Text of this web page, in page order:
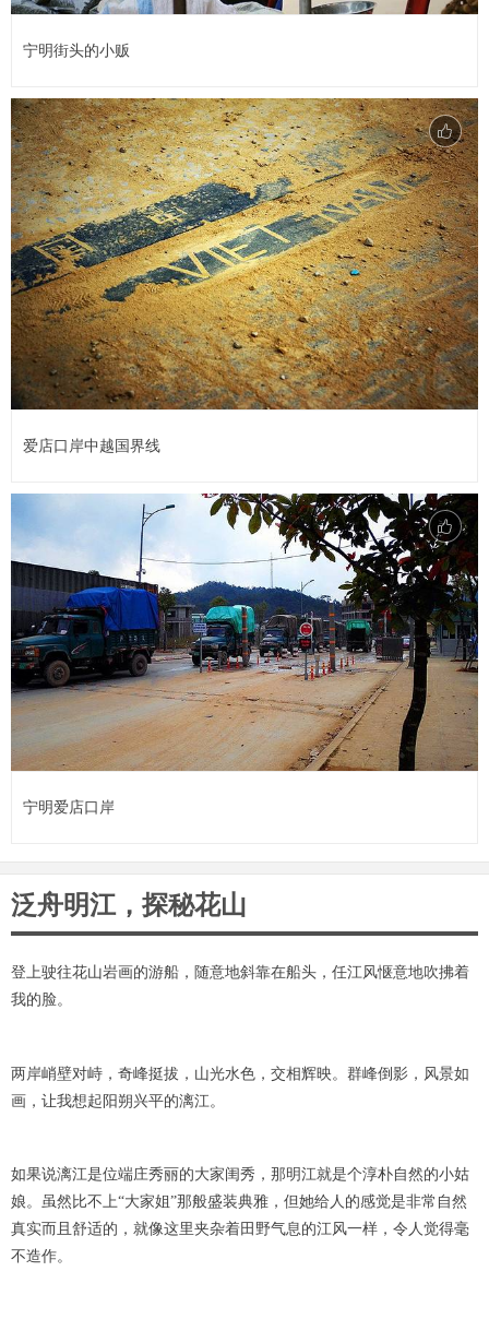
宁明街头的小贩
爱店口岸中越国界线
宁明爱店口岸
泛舟明江，探秘花山
登上驶往花山岩画的游船，随意地斜靠在船头，任江风惬意地吹拂着
我的脸。
两岸峭壁对峙，奇峰挺拔，山光水色，交相辉映。群峰倒影，风景如
画，让我想起阳朔兴平的漓江。
如果说漓江是位端庄秀丽的大家闺秀，那明江就是个淳朴自然的小姑
娘。虽然比不上“大家姐”那般盛装典雅，但她给人的感觉是非常自然
真实而且舒适的，就像这里夹杂着田野气息的江风一样，令人觉得毫
不造作。